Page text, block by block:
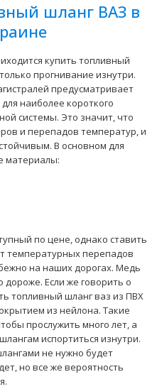
трубопровода ВАЗ 1118
АвтоВАЗ
грн.
семейства ВАЗ 1117, 1118,
укомплектован..
передняя ВАЗ-2170
грн.
шланг ВАЗ в
купить топливный
прогнивание изнутри.
предусматривает
наиболее короткого
системы. Это значит, что
и перепадов температур, и
В основном для
материалы:
по цене, однако ставить
температурных перепадов
на наших дорогах. Медь
дороже. Если же говорить о
топливный шланг ваз из ПВХ
из нейлона. Такие
прослужить много лет, а
испортиться изнутри.
не нужно будет
но все же вероятность